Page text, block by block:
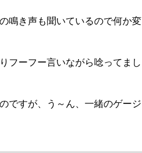
鳴き声も聞いているので何か変
フーフー言いながら唸ってまし
ですが、う～ん、一緒のゲージ